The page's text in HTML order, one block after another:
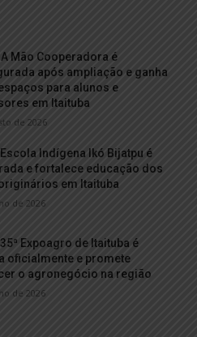
Mão Cooperadora é
após ampliação e ganha
para alunos e
em Itaituba
de 2026
Escola Indígena Ikó Bijatpu é
e fortalece educação dos
em Itaituba
de 2026
35ª Expoagro de Itaituba é
oficialmente e promete
o agronegócio na região
de 2026